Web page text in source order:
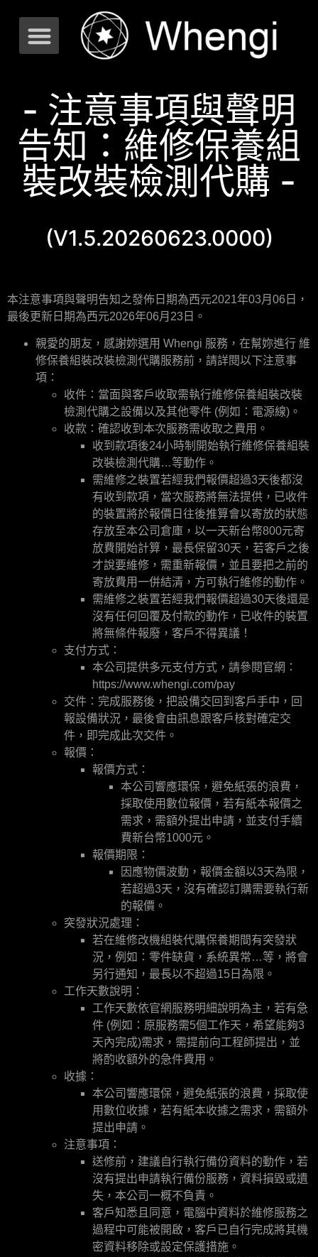
- 注意事項與聲明
告知：維修保養組
裝改裝檢測代購 -
(V1.5.20260623.0000)
本注意事項與聲明告知之發佈日期為西元2021年03月06日，
最後更新日期為西元2026年06月 23 日。
親愛的朋友，感謝妳選用 Whengi 服務，在幫妳進行 維
修保養組裝改裝檢測代購服務前，請詳閱以下注意事
項：
收件：當面與客戶收取需執行維修保養組裝改裝
檢測代購之設備以及其他零件 (例如：電源線)。
收款：確認收到本次服務需收取之費用。
收到款項後24小時制開始執行維修保養組裝
改裝檢測代購…等動作。
需維修之裝置若經我們報價超過3天後都沒
有收到款項，當次服務將無法提供，已收件
的裝置將於報價日往後推算會以寄放的狀態
存放至本公司倉庫，以一天新台幣800元寄
放費開始計算，最長保留30天，若客戶之後
才說要維修，需重新報價，並且要把之前的
寄放費用一併結清，方可執行維修的動作。
需維修之裝置若經我們報價超過30天後還是
沒有任何回覆及付款的動作，已收件的裝置
將無條件報廢，客戶不得異議！
支付方式：
本公司提供多元支付方式，請參閱官網：
https://www.whengi.com/pay
交件：完成服務後，把設備交回到客戶手中，回
報設備狀況，最後會由訊息跟客戶核對確定交
件，即完成此次交件。
報價：
報價方式：
本公司響應環保，避免紙張的浪費，
採取使用數位報價，若有紙本報價之
需求，需額外提出申請，並支付手續
費新台幣1000元。
報價期限：
因應物價波動，報價金額以3天為限，
若超過3天，沒有確認訂購需要執行新
的報價。
突發狀況處理：
若在維修改機組裝代購保養期間有突發狀
況，例如：零件缺貨，系統異常…等，將會
另行通知，最長以不超過15日為限。
工作天數說明：
工作天數依官網服務明細說明為主，若有急
件 (例如：原服務需5個工作天，希望能夠3
天內完成)需求，需提前向工程師提出，並
將酌收額外的急件費用。
收據：
本公司響應環保，避免紙張的浪費，採取使
用數位收據，若有紙本收據之需求，需額外
提出申請。
注意事項：
送修前，建議自行執行備份資料的動作，若
沒有提出申請執行備份服務，資料損毀或遺
失，本公司一概不負責。
客戶知悉且同意，電腦中資料於維修服務之
過程中可能被開啟，客戶已自行完成將其機
密資料移除或設定保護措施。